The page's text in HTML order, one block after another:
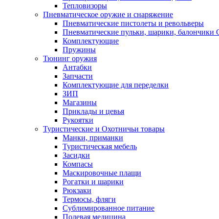
Тепловизоры
Пневматическое оружие и снаряжение
Пневматические пистолеты и револьверы
Пневматические пульки, шарики, балончики
Комплектующие
Пружины
Тюнинг оружия
Антабки
Запчасти
Комплектующие для переделки
ЗИП
Магазины
Приклады и цевья
Рукоятки
Туристические и Охотничьи товары
Манки, приманки
Туристическая мебель
Засидки
Компасы
Маскировочные плащи
Рогатки и шарики
Рюкзаки
Термосы, фляги
Сублимированное питание
Полевая медицина